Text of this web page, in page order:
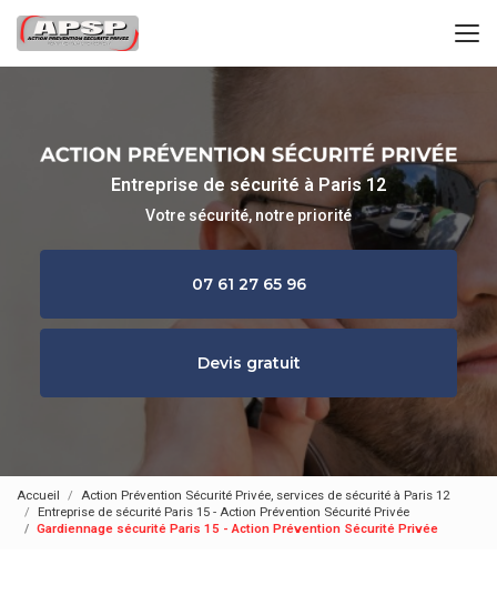
contenu
Entreprise de sécurité à Paris 12
Votre sécurité, notre priorité
07 61 27 65 96
Devis gratuit
Accueil
Action Prévention Sécurité Privée, services de sécurité à Paris 12
Entreprise de sécurité Paris 15 - Action Prévention Sécurité Privée
Gardiennage sécurité Paris 15 - Action Prévention Sécurité Privée